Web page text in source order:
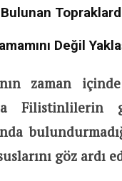
Değil
zaman
Filistinlilerin
göz ardı